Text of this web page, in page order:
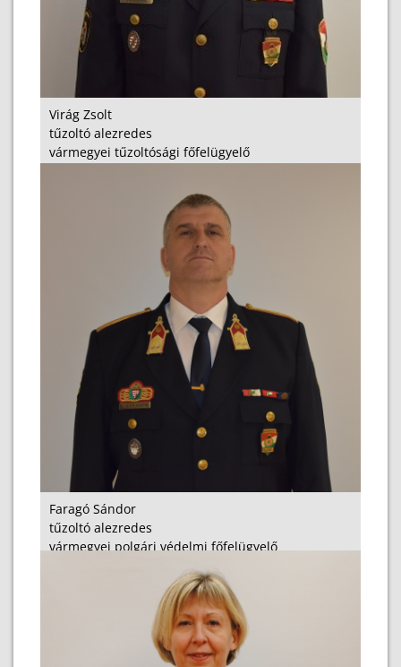
Virág Zsolt
tűzoltó alezredes
vármegyei tűzoltósági főfelügyelő
Faragó Sándor
tűzoltó alezredes
vármegyei polgári védelmi főfelügyelő